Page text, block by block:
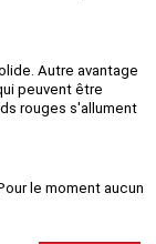
Autre avantage
peuvent être
rouges s'allument
le moment aucun